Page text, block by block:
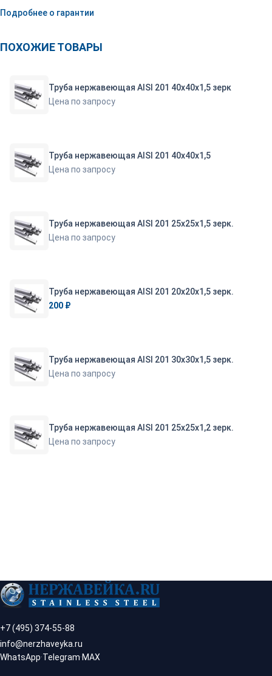
Подробнее о гарантии
ПОХОЖИЕ ТОВАРЫ
Труба нержавеющая AISI 201 40х40х1,5 зерк
Цена по запросу
Труба нержавеющая AISI 201 40х40х1,5
Цена по запросу
Труба нержавеющая AISI 201 25х25х1,5 зерк.
Цена по запросу
Труба нержавеющая AISI 201 20х20х1,5 зерк.
200 ₽
Труба нержавеющая AISI 201 30х30х1,5 зерк.
Цена по запросу
Труба нержавеющая AISI 201 25х25х1,2 зерк.
Цена по запросу
+7 (495) 374-55-88
info@nerzhaveyka.ru
WhatsApp·Telegram·MAX